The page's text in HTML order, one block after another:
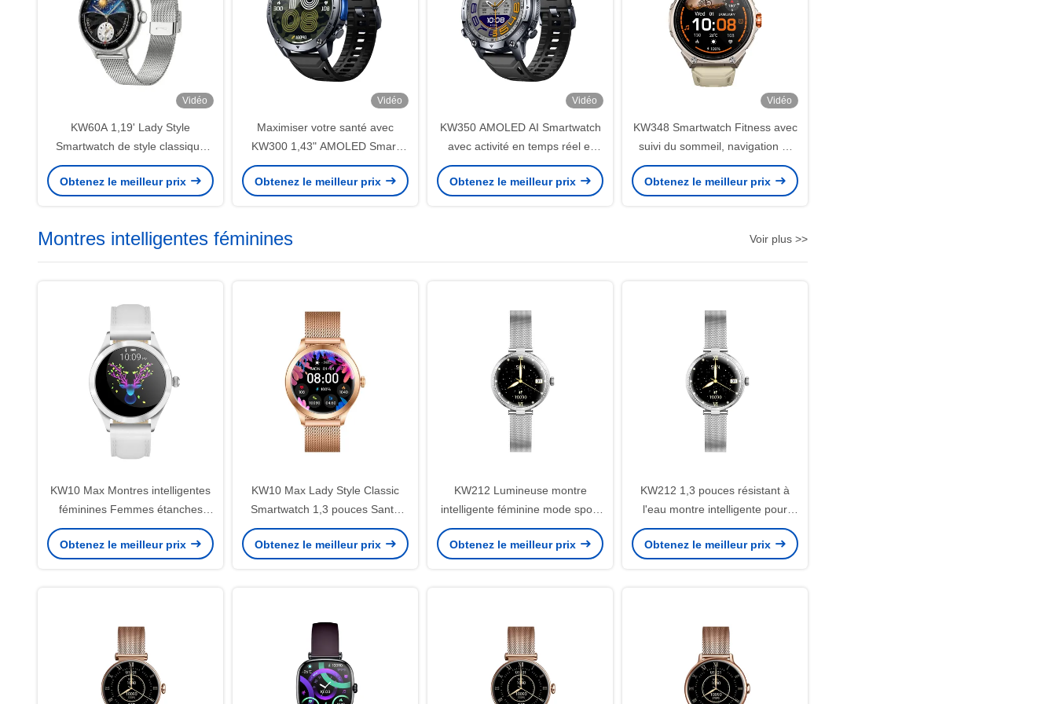
Vidéo
KW60A 1,19' Lady Style
Smartwatch de style classique
Smartwatch santé féminine IP68
GPS étanche Jeux de la dame
Obtenez le meilleur prix
Vidéo
Maximiser votre santé avec
KW300 1,43" AMOLED Smart
Watch
Obtenez le meilleur prix
Vidéo
KW350 AMOLED AI Smartwatch
avec activité en temps réel et
suivi du sommeil AI Q&A 5ATM
imperméable à l'eau
Obtenez le meilleur prix
Vidéo
KW348 Smartwatch Fitness avec
suivi du sommeil, navigation et
fonctionnalités basées sur l'IA
5ATM Rating étanche et
Obtenez le meilleur prix
Montres intelligentes féminines Voir plus >>
KW10 Max Montres intelligentes
féminines Femmes étanches
Femmes Fitness Montres
intelligentes AMOLED Affichage
Obtenez le meilleur prix
KW10 Max Lady Style Classic
Smartwatch 1,3 pouces Santé
féminine Smart Watch étanche
Obtenez le meilleur prix
KW212 Lumineuse montre
intelligente féminine mode sport
luxe montre intelligente féminine
imperméable à l'eau
Obtenez le meilleur prix
KW212 1,3 pouces résistant à
l'eau montre intelligente pour
femmes dames étanche
Obtenez le meilleur prix